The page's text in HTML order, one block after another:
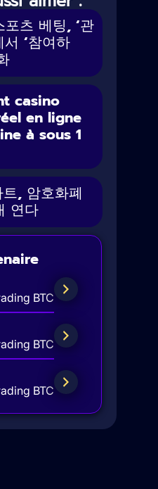
츠 베팅, ‘관
서 ‘참여하
casino
en ligne
à sous 1
트, 암호화폐
연다
BTC
BTC
BTC